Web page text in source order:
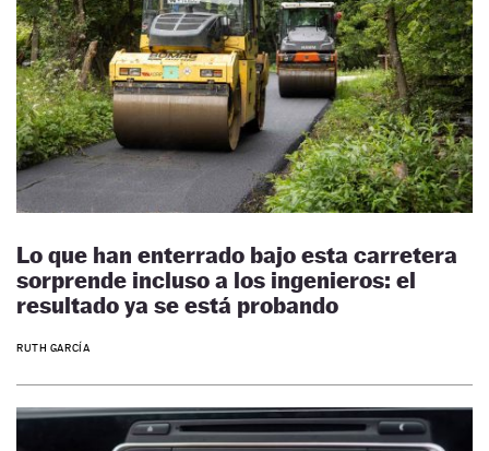
Lo que han enterrado bajo esta carretera
sorprende incluso a los ingenieros: el
resultado ya se está probando
RUTH GARCÍA